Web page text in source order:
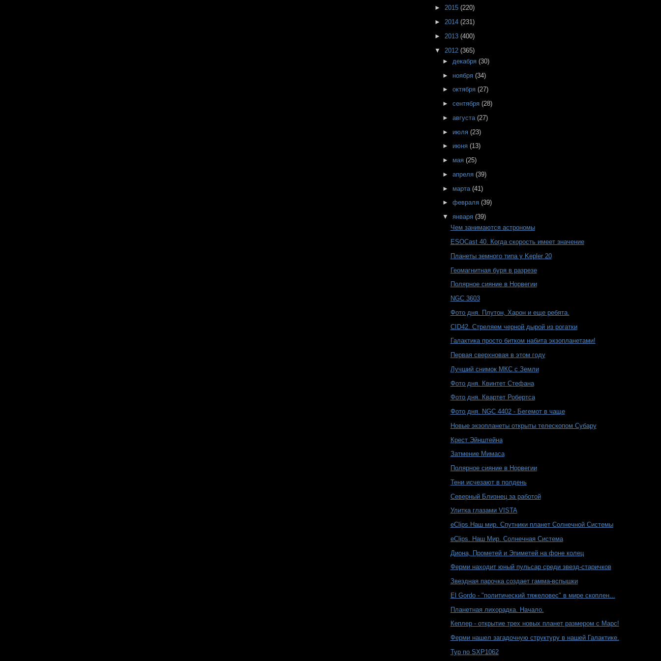
►2015(220)
►2014(231)
► 2013(400)
▼ 2012(365)
► декабря (30)
► ноября (34)
► октября (27)
► сентября (28)
► августа (27)
► июля (23)
► июня (13)
► мая (25)
► апреля (39)
► марта (41)
► февраля (39)
▼ января (39)
Чем занимаются астрономы
ESOCast 40. Когда скорость имеет значение
Планеты земного типа у Kepler 20
Геомагнитная буря в разрезе
Полярное сияние в Норвегии
NGC 3603
Фото дня. Плутон, Харон и еще ребята.
CID42. Стреляем черной дырой из рогатки
Галактика просто битком набита экзопланетами!
Первая сверхновая в этом году
Лучший снимок МКС с Земли
Фото дня. Квинтет Стефана
Фото дня. Квартет Робертса
Фото дня. NGC 4402 - Бегемот в чаще
Новые экзопланеты открыты телескопом Субару
Крест Эйнштейна
Затмение Мимаса
Полярное сияние в Норвегии
Тени исчезают в полдень
Северный Близнец за работой
Улитка глазами VISTA
eClips.Наш мир. Спутники планет Солнечной Системы
eClips. Наш Мир. Солнечная Система
Диона, Прометей и Эпиметей на фоне колец
Ферми находит юный пульсар среди звезд-старичков
Звездная парочка создает гамма-вспышки
El Gordo - "политический тяжеловес" в мире скоплен...
Планетная лихорадка. Начало.
Кеплер - открытие трех новых планет размером с Марс!
Ферми нашел загадочную структуру в нашей Галактике.
Тур по SXP1062